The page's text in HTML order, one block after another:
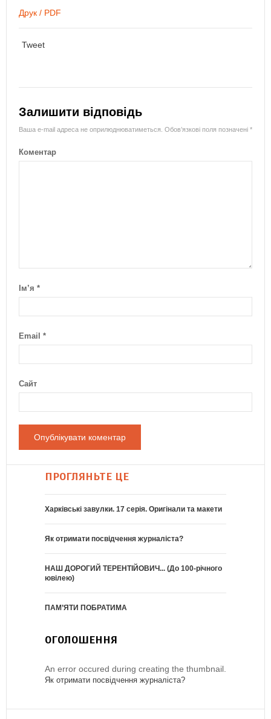
Друк / PDF
Tweet
Залишити відповідь
Ваша e-mail адреса не оприлюднюватиметься. Обов’язкові поля позначені *
Коментар
Ім’я *
Email *
Сайт
ПРОГЛЯНЬТЕ ЦЕ
Харківські завулки. 17 серія. Оригінали та макети
Як отримати посвідчення журналіста?
НАШ ДОРОГИЙ ТЕРЕНТІЙОВИЧ... (До 100-річного
ювілею)
ПАМ’ЯТИ ПОБРАТИМА
ОГОЛОШЕННЯ
An error occured during creating the thumbnail.
Як отримати посвідчення журналіста?